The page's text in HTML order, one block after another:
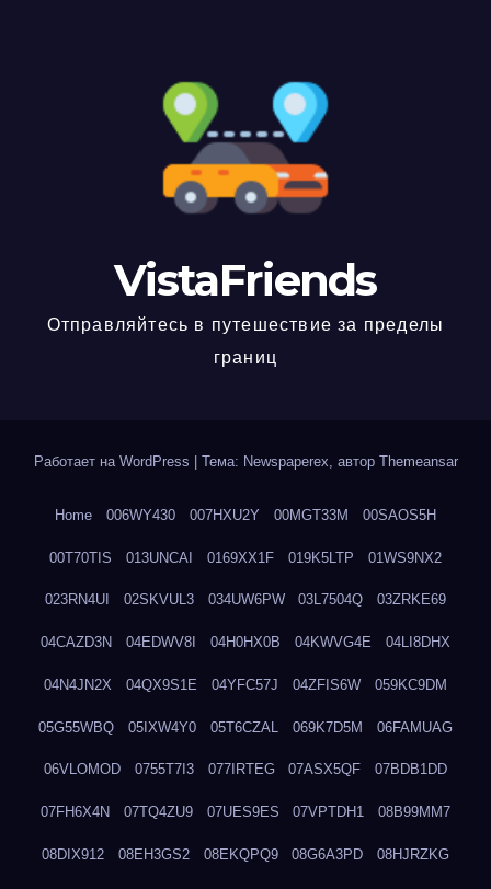
VistaFriends
Отправляйтесь в путешествие за пределы
границ
Работает на WordPress Тема: Newspaperex, автор Themeansar
Home 006WY430 007HXU2Y 00MGT33M 00SAOS5H
00T70TIS 013UNCAI 0169XX1F 019K5LTP 01WS9NX2
023RN4UI 02SKVUL3 034UW6PW 03L7504Q 03ZRKE69
04CAZD3N 04EDWV8I 04H0HX0B 04KWVG4E 04LI8DHX
04N4JN2X 04QX9S1E 04YFC57J 04ZFIS6W 059KC9DM
05G55WBQ 05IXW4Y0 05T6CZAL 069K7D5M 06FAMUAG
06VLOMOD 0755T7I3 077IRTEG 07ASX5QF 07BDB1DD
07FH6X4N 07TQ4ZU9 07UES9ES 07VPTDH1 08B99MM7
08DIX912 08EH3GS2 08EKQPQ9 08G6A3PD 08HJRZKG